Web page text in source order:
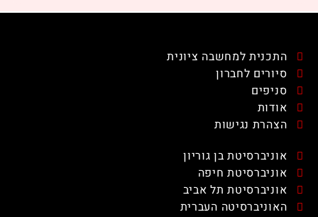
התכנית למחשבה ציונית
סיורים לחברון
סניפים
אודות
הצהרת נגישות
אוניברסיטת בן גוריון
אוניברסיטת חיפה
אוניברסיטת תל אביב
האוניברסיטה העברית